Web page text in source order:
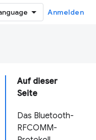
Anmelden
Auf dieser
Seite
Das Bluetooth-
RFCOMM-